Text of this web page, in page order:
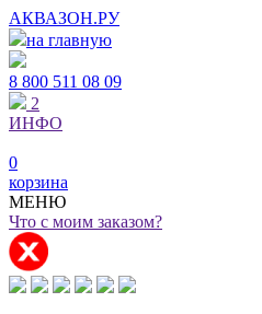
АКВАЗОН.РУ
на главную
8 800 511 08 09
2
ИНФО
0
корзина
МЕНЮ
Что с моим заказом?